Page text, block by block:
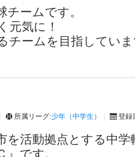
チームです。
元気に！
チームを目指してい
所属リーグ:少年（中学生） 登録
を活動拠点とする中
』です。